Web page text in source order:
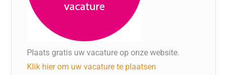
Plaats gratis uw vacature op onze website.
Klik hier om uw vacature te plaatsen